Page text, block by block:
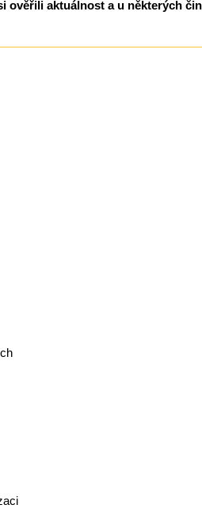
ověřili aktuálnost a u některých